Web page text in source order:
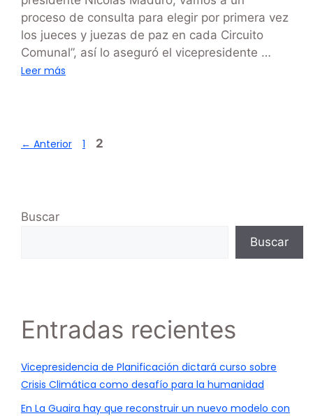
proceso de consulta para elegir por primera vez
los jueces y juezas de paz en cada Circuito
Comunal”, así lo aseguró el vicepresidente …
Leer más
← Anterior 1 2
Buscar
Buscar
Entradas recientes
Vicepresidencia de Planificación dictará curso sobre
Crisis Climática como desafío para la humanidad
En La Guaira hay que reconstruir un nuevo modelo con